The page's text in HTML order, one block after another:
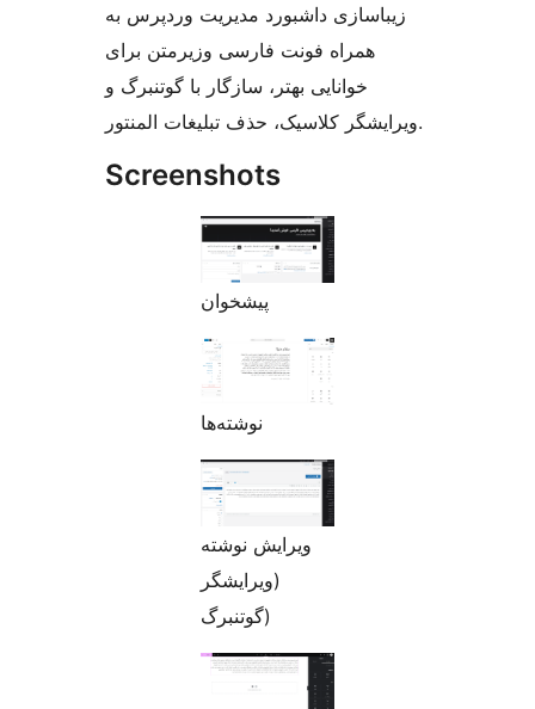
زیباسازی داشبورد مدیریت وردپرس به
همراه فونت فارسی وزیرمتن برای
خوانایی بهتر، سازگار با گوتنبرگ و
ویرایشگر کلاسیک، حذف تبلیغات المنتور.
Screenshots
پیشخوان
نوشته‌ها
ویرایش نوشته
(ویرایشگر
گوتنبرگ)